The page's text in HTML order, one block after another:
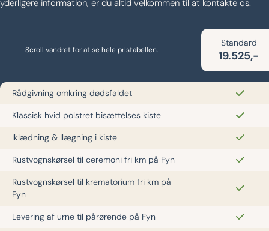
yderligere information, er du altid velkommen til at kontakte os.
Scroll vandret for at se hele pristabellen.
Standard
19.525,-
Rådgivning omkring dødsfaldet
Klassisk hvid polstret bisættelses kiste
Iklædning & Ilægning i kiste
Rustvognskørsel til ceremoni fri km på Fyn
Rustvognskørsel til krematorium fri km på
Fyn
Levering af urne til pårørende på Fyn